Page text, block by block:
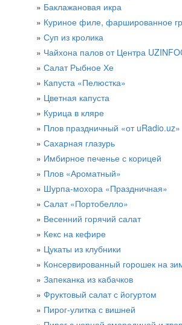
Баклажановая икра
​Куриное филе, фаршированное
Суп из кролика
Чайхона палов от Центра
Салат Рыбное Хе
Капуста «Пелюстка»
Цветная капуста
Курица в кляре
Плов праздничный «от uRadio.uz»
​Сахарная глазурь
Имбирное печенье с корицей
Плов «Ароматный»
Шурпа-мохора «Праздничная»
Салат «Портобелло»
Весенний горячий салат
Кекс на кефире
Цукаты из клубники
Консервированный горошек на
Запеканка из кабачков
Фруктовый салат с йогуртом
Пирог-улитка с вишней